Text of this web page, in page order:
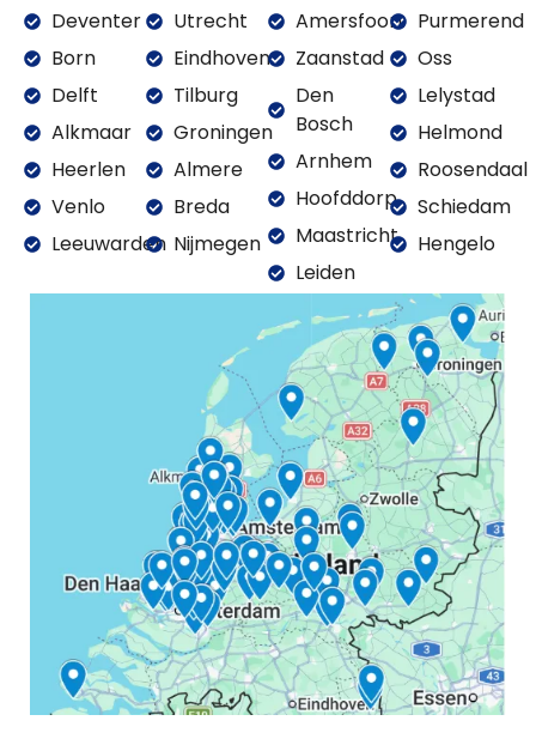
Deventer
Born
Delft
Alkmaar
Heerlen
Venlo
Leeuwarden
Utrecht
Eindhoven
Tilburg
Groningen
Almere
Breda
Nijmegen
Amersfoort
Zaanstad
Den
Bosch
Arnhem
Hoofddorp
Maastricht
Leiden
Purmerend
Oss
Lelystad
Helmond
Roosendaal
Schiedam
Hengelo